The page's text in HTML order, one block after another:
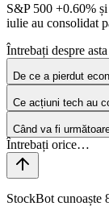
S&P 500 +0.60%
iulie au consolidat
Întrebați despre asta
De ce a pierdut
Ce acțiuni tech au
Când va fi
StockBot cunoaște